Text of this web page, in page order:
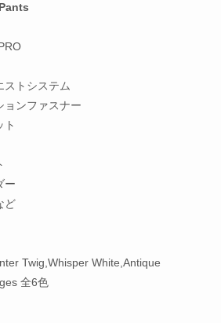
ストシステム
ョンファスナー
ト
ー
Twig,Whisper White,Antique
全6色